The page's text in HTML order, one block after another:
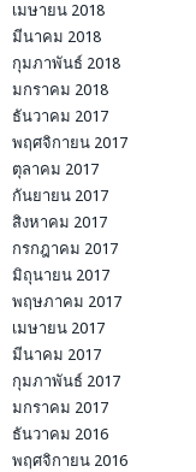
เมษายน 2018
มีนาคม 2018
กุมภาพันธ์ 2018
มกราคม 2018
ธันวาคม 2017
พฤศจิกายน 2017
ตุลาคม 2017
กันยายน 2017
สิงหาคม 2017
กรกฎาคม 2017
มิถุนายน 2017
พฤษภาคม 2017
เมษายน 2017
มีนาคม 2017
กุมภาพันธ์ 2017
มกราคม 2017
ธันวาคม 2016
พฤศจิกายน 2016